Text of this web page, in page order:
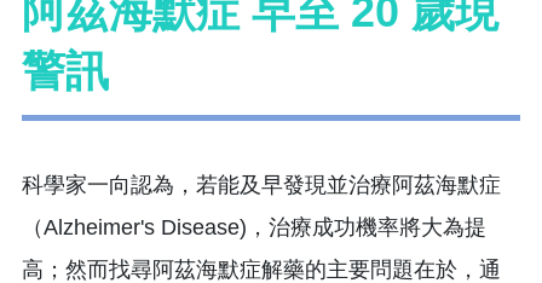
阿茲海默症 早至 20 歲現
警訊
科學家一向認為，若能及早發現並治療阿茲海默症
（Alzheimer's Disease)，治療成功機率將大為提
高；然而找尋阿茲海默症解藥的主要問題在於，通